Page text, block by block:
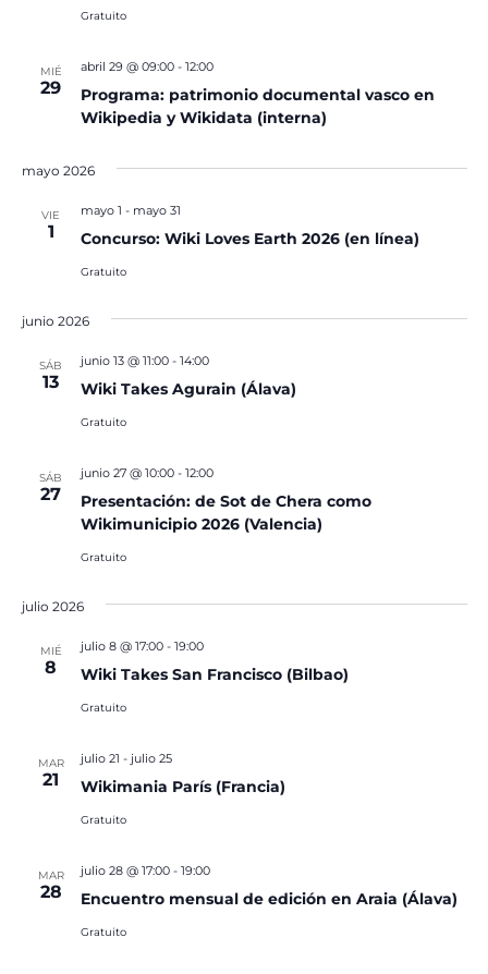
Gratuito
MIÉ
29
Programa: patrimonio documental vasco en
Wikipedia y Wikidata (interna)
abril 29 @ 09:00- 12:00
mayo 2026
VIE
1 Concurso: Wiki Loves Earth 2026 (en línea)
mayo 1 - mayo 31
Gratuito
junio 2026
SÁB
13 Wiki Takes Agurain (Álava)
junio 13 @ 11:00- 14:00
Gratuito
SÁB
27
Presentación: de Sot de Chera como
Wikimunicipio 2026 (Valencia)
junio 27 @ 10:00- 12:00
Gratuito
julio 2026
MIÉ
8 Wiki Takes San Francisco (Bilbao)
julio 8 @ 17:00- 19:00
Gratuito
MAR
21 Wikimania París (Francia)
julio 21 - julio 25
Gratuito
MAR
28 Encuentro mensual de edición en Araia (Álava)
julio 28 @ 17:00- 19:00
Gratuito